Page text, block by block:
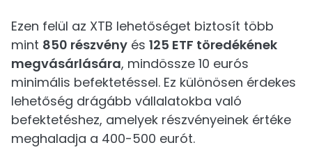
Ezen felül az XTB lehetőséget biztosít több
mint 850 részvény és 125 ETF töredékének
megvásárlására, mindössze 10 eurós
minimális befektetéssel. Ez különösen érdekes
lehetőség drágább vállalatokba való
befektetéshez, amelyek részvényeinek értéke
meghaladja a 400-500 eurót.